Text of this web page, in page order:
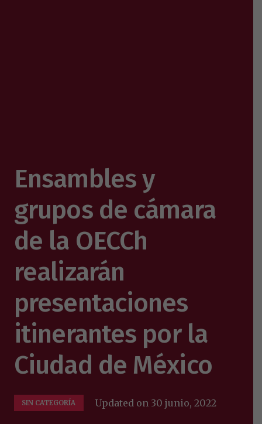
Ensambles y
grupos de cámara
de la OECCh
realizarán
presentaciones
itinerantes por la
Ciudad de México
SIN CATEGORÍA Updated on 30 junio, 2022